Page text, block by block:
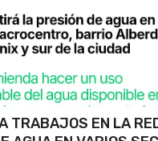
TRABAJOS EN LA